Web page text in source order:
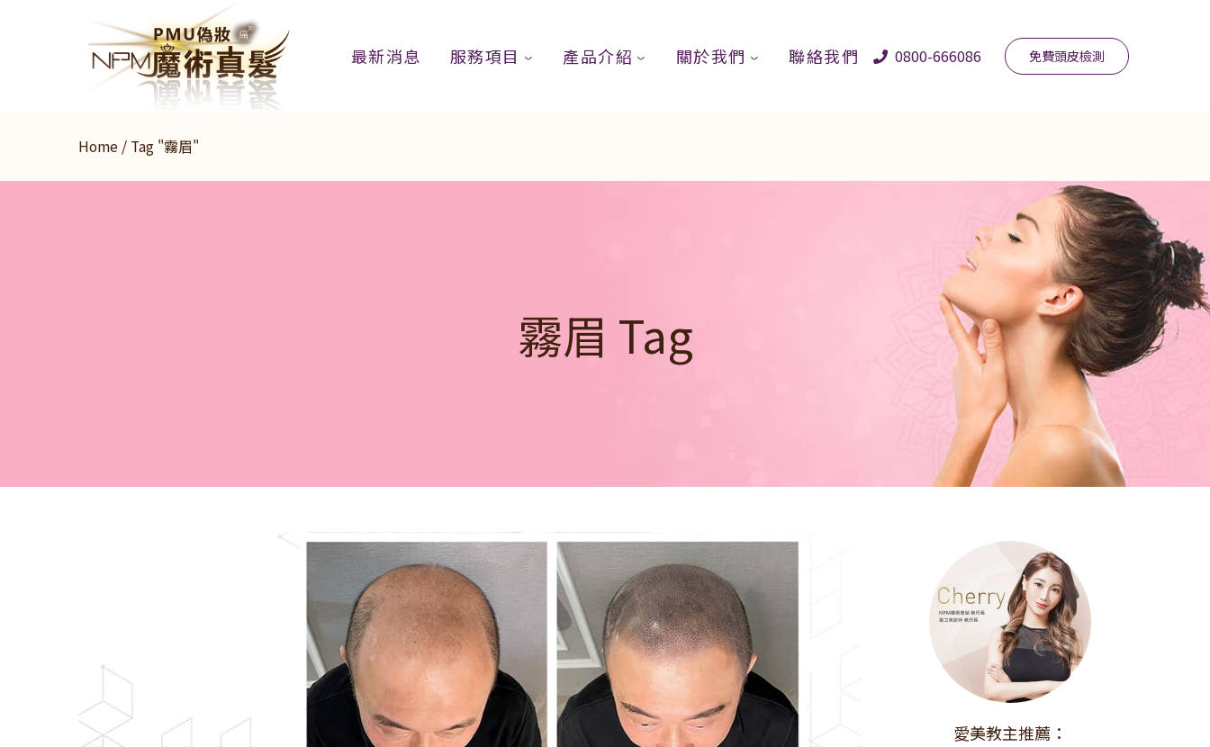
最新消息 服務項目 產品介紹 關於我們 聯絡我們 0800-666086 免費頭皮檢測
Home / Tag "霧眉"
霧眉 Tag
愛美教主推薦：